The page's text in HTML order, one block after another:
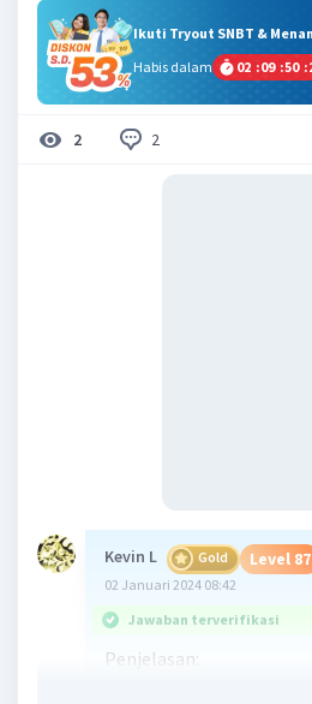
Ikuti Tryout SNBT &
Habis dalam
02 :09 :50 :
2 2
Kevin L Gold Level 87
02 Januari 2024 08:42
Jawaban terverifikasi
Penjelasan: